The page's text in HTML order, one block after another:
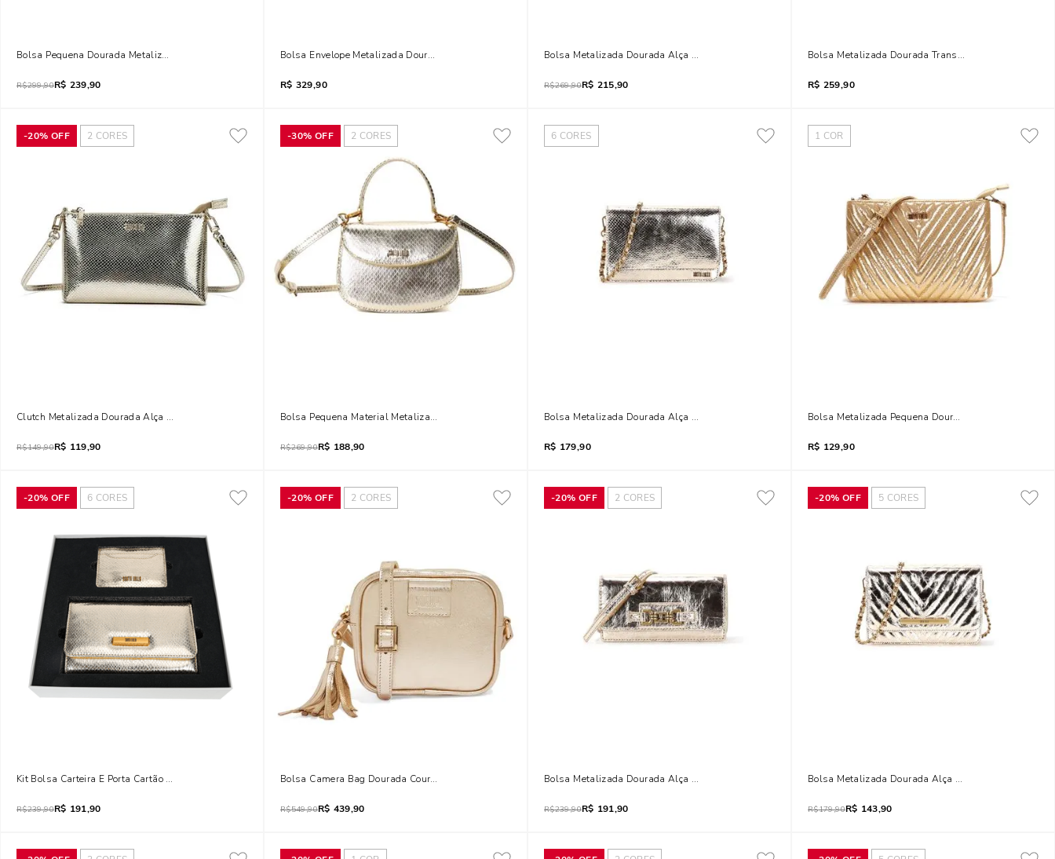
Bolsa Pequena Dourada Metalizada Transversal
R$299,90R$ 239,90
Bolsa Envelope Metalizada Dourada Alça Corrente Transversal
R$ 329,90
Bolsa Metalizada Dourada Alça Transversal
R$269,90R$ 215,90
Bolsa Metalizada Dourada Transversal
R$ 259,90
-20% OFF 2 CORES
Clutch Metalizada Dourada Alça Transversal
R$149,90R$ 119,90
-30% OFF 2 CORES
Bolsa Pequena Material Metalizado Dourada Alça Dupla
R$269,90R$ 188,90
6 CORES
Bolsa Metalizada Dourada Alça De Corrente
R$ 179,90
1 COR
Bolsa Metalizada Pequena Dourada
R$ 129,90
-20% OFF 6 CORES
Kit Bolsa Carteira E Porta Cartão Cobra Metalizado Dourado
R$239,90R$ 191,90
-20% OFF 2 CORES
Bolsa Camera Bag Dourada Couro Metalizado
R$549,90R$ 439,90
-20% OFF 2 CORES
Bolsa Metalizada Dourada Alça Transversal
R$239,90R$ 191,90
-20% OFF 5 CORES
Bolsa Metalizada Dourada Alça Transversal
R$179,90R$ 143,90